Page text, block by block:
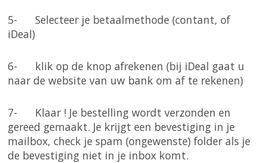
5- Selecteer je betaalmethode (contant, of
iDeal)
6- klik op de knop afrekenen (bij iDeal gaat u
naar de website van uw bank om af te rekenen)
7- Klaar ! Je bestelling wordt verzonden en
gereed gemaakt. Je krijgt een bevestiging in je
mailbox, check je spam (ongewenste) folder als je
de bevestiging niet in je inbox komt.